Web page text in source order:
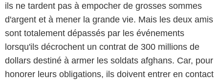
ils ne tardent pas à empocher de grosses sommes
d'argent et à mener la grande vie. Mais les deux amis
sont totalement dépassés par les événements
lorsqu'ils décrochent un contrat de 300 millions de
dollars destiné à armer les soldats afghans. Car, pour
honorer leurs obligations, ils doivent entrer en contact